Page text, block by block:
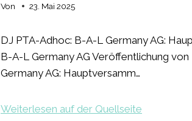
Von 23. Mai 2025
DJ PTA-Adhoc: B-A-L Germany AG:
B-A-L Germany AG Veröffentlichung
Germany AG: Hauptversamm…
Weiterlesen auf der Quellseite